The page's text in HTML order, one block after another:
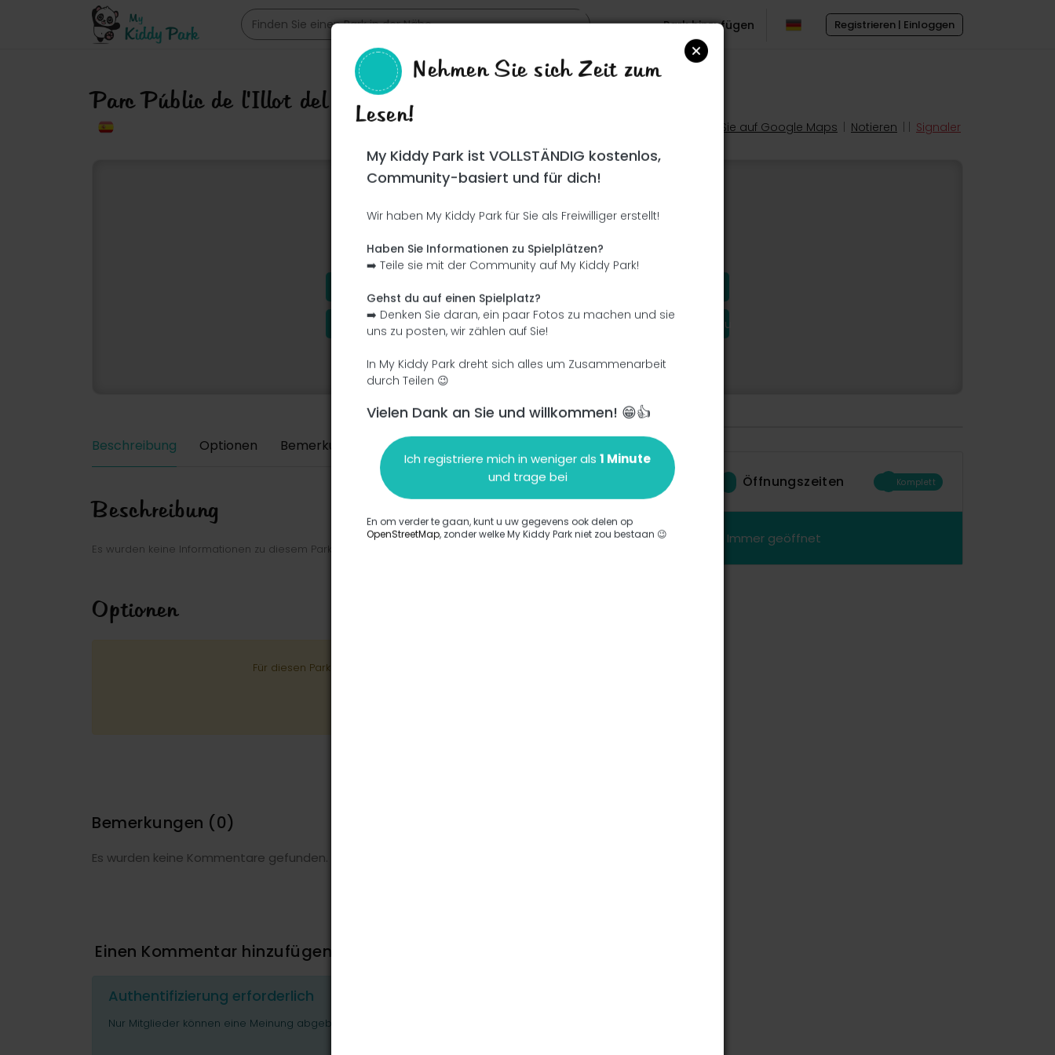
Registrieren | Einloggen
Park hinzufügen
Parc Públic de l'Illot del Mancolibre
Suchen Sie auf Google Maps Notieren Signaler
Ce parc n'a pas encore été visité ! À toi de jouer !
Soit l'aventurier qui découvre ce parc en premier !
Ich füge eine Beschreibung hinzu Ich füge die Ausrüstung hinzu
Beschreibung Optionen Bemerkungen Einen Kommentar hinzufügen
Beschreibung
Es wurden keine Informationen zu diesem Park eingegeben.
Optionen
Für diesen Park wurde keine Option eingegeben.
Bemerkungen (0)
Es wurden keine Kommentare gefunden.
Einen Kommentar hinzufügen
Authentifizierung erforderlich
Nur Mitglieder können eine Meinung abgeben oder Fragen stellen.
Öffnungszeiten Komplett
Immer geöffnet
Nehmen Sie sich Zeit zum
Lesen!
My Kiddy Park ist VOLLSTÄNDIG kostenlos,
Community-basiert und für dich!
Wir haben My Kiddy Park für Sie als Freiwilliger erstellt!
Haben Sie Informationen zu Spielplätzen?
➡️ Teile sie mit der Community auf My Kiddy Park!
Gehst du auf einen Spielplatz?
➡️ Denken Sie daran, ein paar Fotos zu machen und sie
uns zu posten, wir zählen auf Sie!
In My Kiddy Park dreht sich alles um Zusammenarbeit
durch Teilen 😉
Vielen Dank an Sie und willkommen! 😁👍
Ich registriere mich in weniger als 1 Minute
und trage bei
En om verder te gaan, kunt u uw gegevens ook delen op
OpenStreetMap, zonder welke My Kiddy Park niet zou bestaan 😉